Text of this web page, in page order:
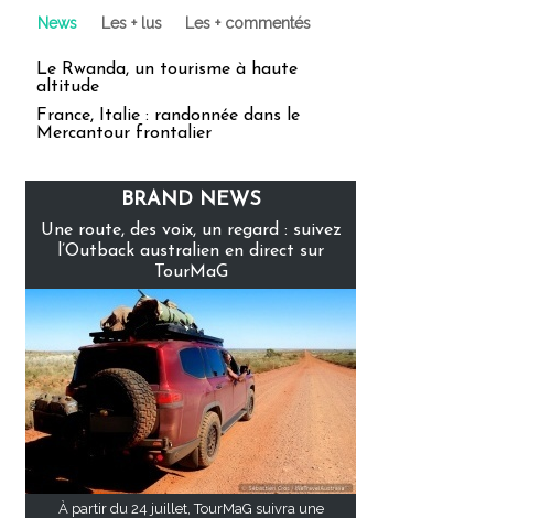
News Les + lus Les + commentés
Le Rwanda, un tourisme à haute
altitude
France, Italie : randonnée dans le
Mercantour frontalier
BRAND NEWS
Une route, des voix, un regard : suivez
l’Outback australien en direct sur
TourMaG
À partir du 24 juillet, TourMaG suivra une